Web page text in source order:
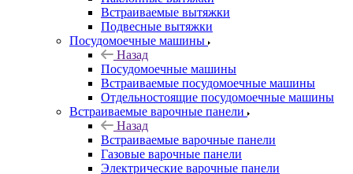
Встраиваемые вытяжки
Подвесные вытяжки
Посудомоечные машины
Назад
Посудомоечные машины
Встраиваемые посудомоечные машины
Отдельностоящие посудомоечные машины
Встраиваемые варочные панели
Назад
Встраиваемые варочные панели
Газовые варочные панели
Электрические варочные панели